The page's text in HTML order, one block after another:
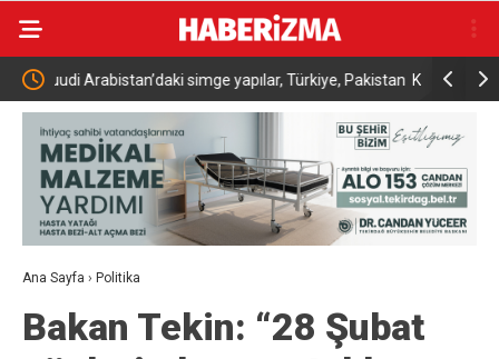
Pakistan Kaçak bina yıkımında hayat kurtaran müdahale
Ana Sayfa › Politika
Bakan Tekin: “28 Şubat